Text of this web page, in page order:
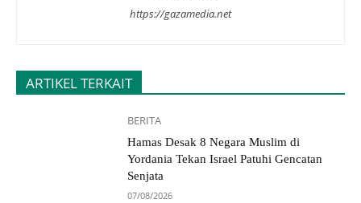
https://gazamedia.net
ARTIKEL TERKAIT
BERITA
Hamas Desak 8 Negara Muslim di
Yordania Tekan Israel Patuhi Gencatan
Senjata
07/08/2026